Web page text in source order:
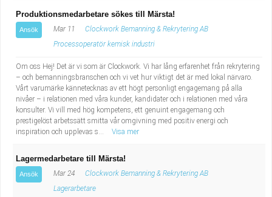
Produktionsmedarbetare sökes till Märsta!
Ansök Mar 11
Clockwork Bemanning & Rekrytering AB
Processoperatör kemisk industri
Om oss Hej! Det är vi som är Clockwork. Vi har lång erfarenhet från rekrytering
– och bemanningsbranschen och vi vet hur viktigt det är med lokal närvaro.
Vårt varumärke kännetecknas av ett högt personligt engagemang på alla
nivåer – i relationen med våra kunder, kandidater och i relationen med våra
konsulter. Vi vill med hög kompetens, ett genuint engagemang och
prestigelöst arbetssätt smitta vår omgivning med positiv energi och
inspiration och upplevas s...
Visa mer
Lagermedarbetare till Märsta!
Ansök Mar 24
Clockwork Bemanning & Rekrytering AB
Lagerarbetare